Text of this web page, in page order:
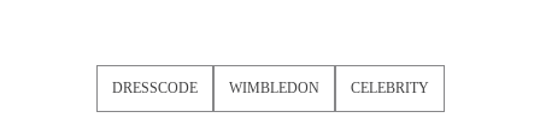
DRESSCODE WIMBLEDON CELEBRITY